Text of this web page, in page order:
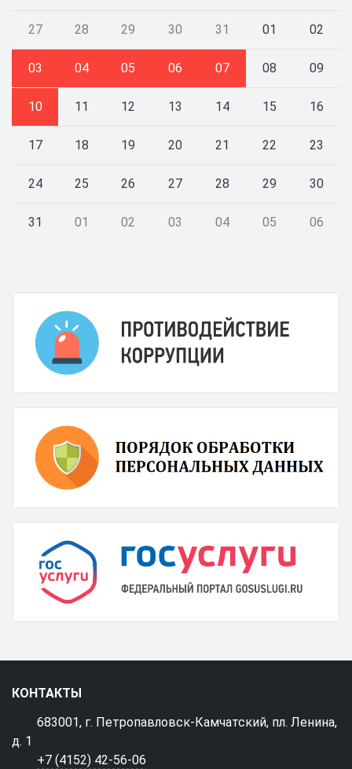
27 28 29 30 31 01 02
03 04 05 06 07 08 09
10 11 12 13 14 15 16
17 18 19 20 21 22 23
24 25 26 27 28 29 30
31 01 02 03 04 05 06
КОНТАКТЫ
683001, г. Петропавловск-Камчатский, пл. Ленина,
д. 1
+7 (4152) 42-56-06